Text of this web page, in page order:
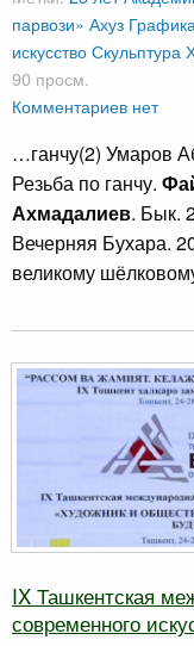
парвози» Ахуз
искусствоСкульптура
90 просм.
Комментариев нет
…ганчу(2) Умаров
Резьба по ганчу.
Ахмадалиев. Бык.
Вечерняя Бухара.
великому
IX Ташкентская
современного